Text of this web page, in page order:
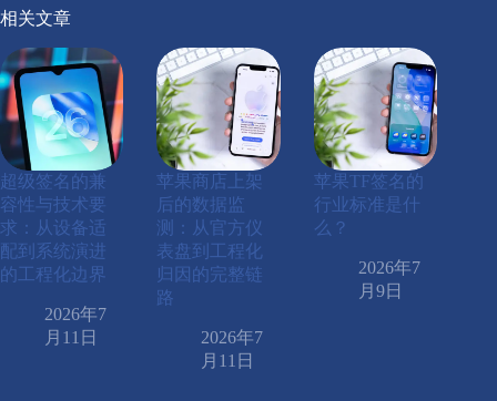
相关文章
超级签名的兼
容性与技术要
求：从设备适
配到系统演进
的工程化边界
2026年7
月11日
苹果商店上架
后的数据监
测：从官方仪
表盘到工程化
归因的完整链
路
2026年7
月11日
苹果TF签名的
行业标准是什
么？
2026年7
月9日